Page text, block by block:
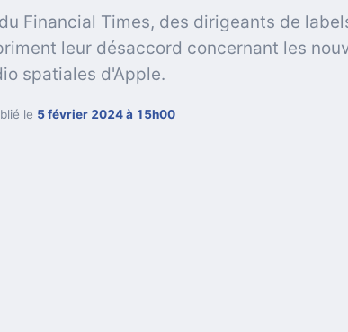
Financial Times, des dirigeants de
leur désaccord concernant les
spatiales d'Apple.
le 5 février 2024 à 15h00